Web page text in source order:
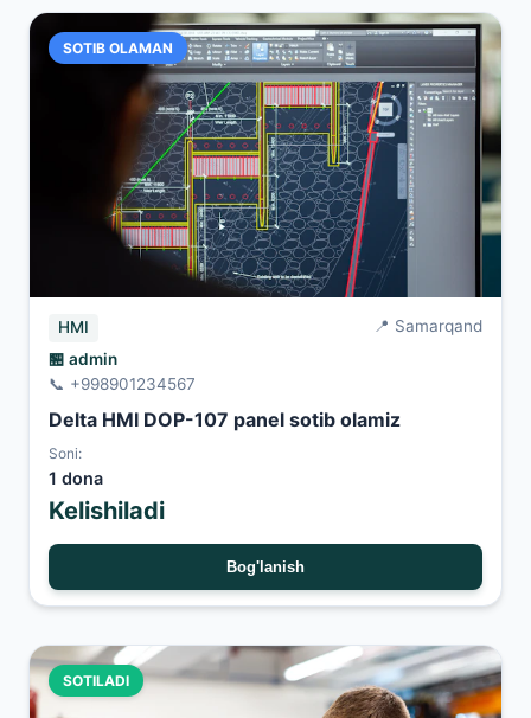
SOTIB OLAMAN
HMI
📍 Samarqand
🏪 admin
📞 +998901234567
Delta HMI DOP-107 panel sotib olamiz
Soni:
1 dona
Kelishiladi
Bog'lanish
SOTILADI